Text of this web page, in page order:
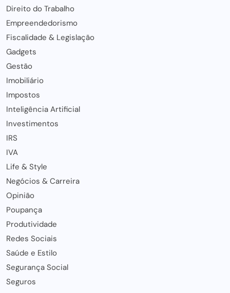
Direito do Trabalho
Empreendedorismo
Fiscalidade & Legislação
Gadgets
Gestão
Imobiliário
Impostos
Inteligência Artificial
Investimentos
IRS
IVA
Life & Style
Negócios & Carreira
Opinião
Poupança
Produtividade
Redes Sociais
Saúde e Estilo
Segurança Social
Seguros